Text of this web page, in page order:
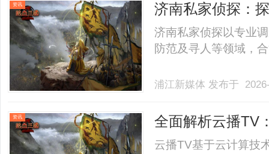
资讯 济南私家侦探：
济南私家侦探以专业
防范及寻人等领域，
浦江新媒体 发布于
资讯 全面解析云播TV
云播TV基于云计算技